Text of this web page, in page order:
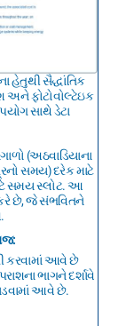
હેતુથી સૈદ્ધાંતિક
અને ફોટોવોલ્ટેઇક
સાથે ડેટા
(અઠવાડિયાના
સમય) દરેક માટે
સમય સ્લોટ. આ
છે, જે સંભવિતને
કરવામાં આવે છે
ભાગને દર્શાવે
આવે છે.